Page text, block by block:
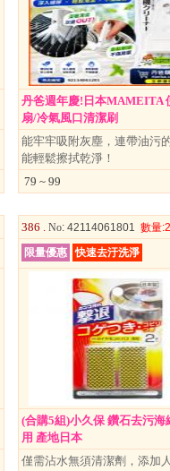
丹爸週年慶!日本MAMEITA
扇/冷氣風口清潔刷
能牢牢吸附灰塵，連帶油污
能輕鬆擦拭乾淨！
79 ~ 99
386 . No: 42114061801 數量:2
限量優惠 快速去汙洗淨
(合購5組)小久保 鑽石去污海
用 產地日本
僅需沾水無須清潔劑，添加